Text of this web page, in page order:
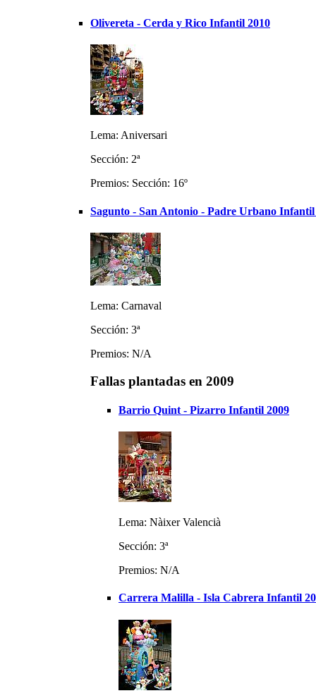
Olivereta - Cerda y Rico Infantil 2010
Lema: Aniversari
Sección: 2ª
Premios: Sección: 16º
Sagunto - San Antonio - Padre Urbano Infantil
Lema: Carnaval
Sección: 3ª
Premios: N/A
Fallas plantadas en 2009
Barrio Quint - Pizarro Infantil 2009
Lema: Nàixer Valencià
Sección: 3ª
Premios: N/A
Carrera Malilla - Isla Cabrera Infantil